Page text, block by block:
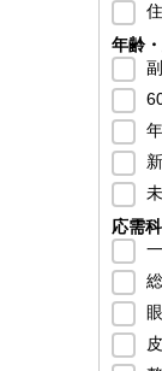
年齢
応需